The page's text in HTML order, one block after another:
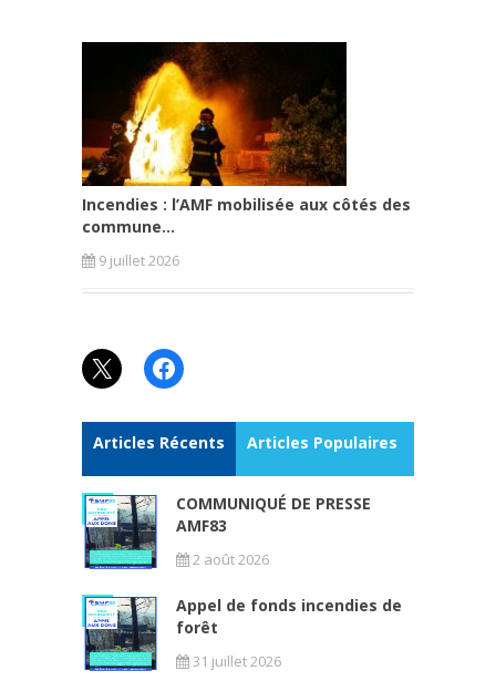
Incendies : l’AMF mobilisée aux côtés des
commune...
9 juillet 2026
X Facebook
Articles Récents Articles Populaires
COMMUNIQUÉ DE PRESSE
AMF83
2 août 2026
Appel de fonds incendies de
forêt
31 juillet 2026